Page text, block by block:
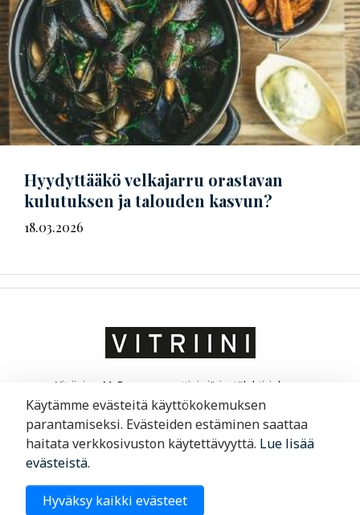
Hyydyttääkö velkajarru orastavan
kulutuksen ja talouden kasvun?
18.03.2026
Vitriini on MaRa ry:n ammatti- ja järjestölehti, joka on
suunnattu matkailu- ja ravintola-alan yrittäjille ja
liikkeenjohdolle. Vitriini kertoo yrityksistä ja niiden
toimintaympäristöstä.
Käytämme evästeitä käyttökokemuksen
parantamiseksi. Evästeiden estäminen saattaa
haitata verkkosivuston käytettävyyttä. Lue lisää
evästeistä.
Hyväksy kaikki evästeet